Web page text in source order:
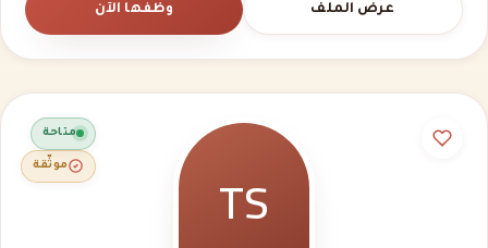
عرض الملف وظّفها الآن
متاحة
موثّقة TS